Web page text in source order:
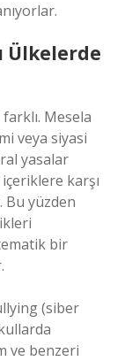
Ülkelerde
Mesela
veya siyasi
yasalar
karşı
Bu yüzden
bir
(siber
ve benzeri